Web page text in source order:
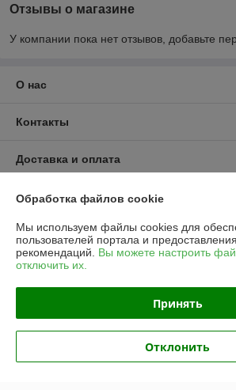
Отзывы о магазине
У компании пока нет отзывов, добавьте
О нас
Контакты
Доставка и оплата
График работы
Полная версия сайта
Политика обработки cookies
Сайт создан на платформе Deal.by
Обработка файлов cookie
Мы используем файлы cookies для
пользователей портала и
рекомендаций. Вы можете настроить
отключить их.
Принять
Отклонить